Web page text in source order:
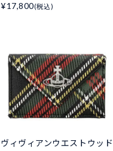
¥17,800(税込)
ヴィヴィアンウエストウッド